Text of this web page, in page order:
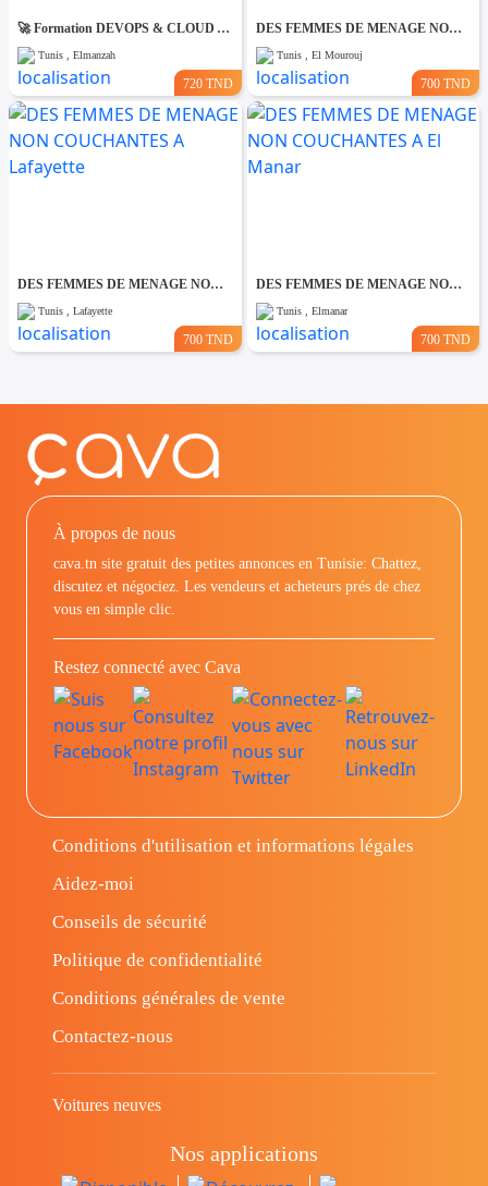
🚀 Formation DEVOPS & CLOUD AZURE AZ-900
Tunis , Elmanzah
720 TND
DES FEMMES DE MENAGE NON COUCHANTES A El Mourouj
Tunis , El Mourouj
700 TND
DES FEMMES DE MENAGE NON COUCHANTES A Lafayette
Tunis , Lafayette
700 TND
DES FEMMES DE MENAGE NON COUCHANTES A El Manar
Tunis , Elmanar
700 TND
À propos de nous
cava.tn site gratuit des petites annonces en Tunisie: Chattez,
discutez et négociez. Les vendeurs et acheteurs prés de chez
vous en simple clic.
Restez connecté avec Cava
Conditions d'utilisation et informations légales
Aidez-moi
Conseils de sécurité
Politique de confidentialité
Conditions générales de vente
Contactez-nous
Voitures neuves
Nos applications